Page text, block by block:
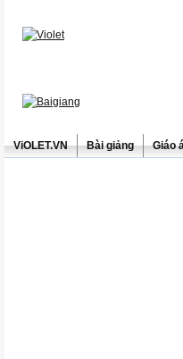
ViOLET.VN Bài giảng Giáo